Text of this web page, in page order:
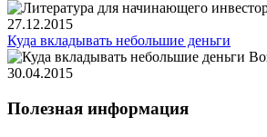
27.12.2015
Куда вкладывать небольшие деньги
30.04.2015
Полезная информация